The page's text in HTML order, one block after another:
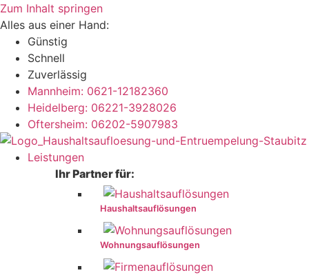
Zum Inhalt springen
Alles aus einer Hand:
Günstig
Schnell
Zuverlässig
Mannheim: 0621-12182360
Heidelberg: 06221-3928026
Oftersheim: 06202-5907983
Leistungen
Ihr Partner für:
Haushaltsauflösungen
Wohnungsauflösungen